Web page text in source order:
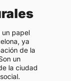
un papel
ya
de la
un
la ciudad